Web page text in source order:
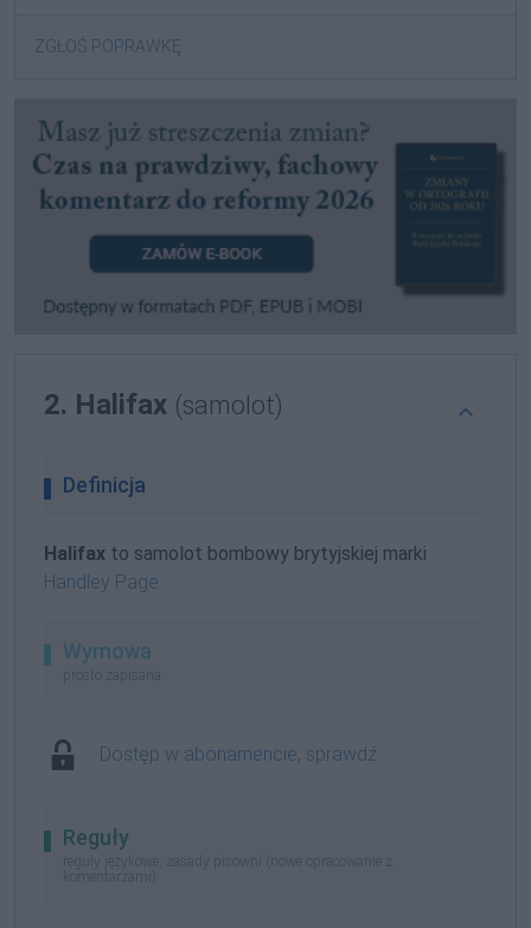
ZGŁOŚ POPRAWKĘ
2. Halifax (samolot)
Definicja
Halifax to samolot bombowy brytyjskiej marki
Handley Page
Wymowa
prosto zapisana
Dostęp w abonamencie, sprawdź
Reguły
reguły językowe, zasady pisowni (nowe opracowanie z
komentarzami)